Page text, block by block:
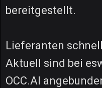
bereitgestellt.
Lieferanten
Aktuell sind bei
OCC.AI